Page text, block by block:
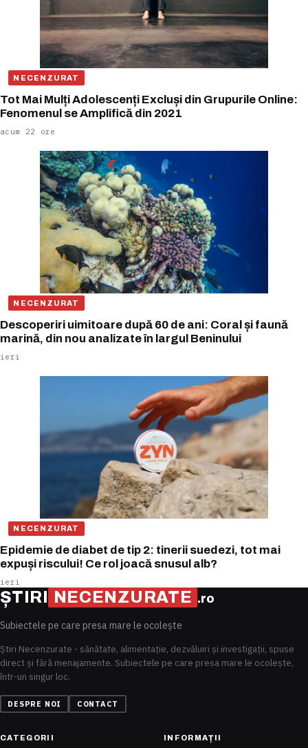
NECENZURAT
Tot Mai Mulți Adolescenți Excluși din Grupurile Online:
Fenomenul se Amplifică din 2021
acum 22 ore
NECENZURAT
Descoperiri uimitoare după 60 de ani: Coral și faună
marină, din nou analizate în largul Beninului
ieri
NECENZURAT
Epidemie de diabet de tip 2: tinerii suedezi, tot mai
expuși riscului! Ce rol joacă snusul alb?
ieri
ȘTIRI NECENZURATE .ro
Subiectele pe care presa mare le ocolește
Știri Necenzurate - sănătate, alimentație, dezvăluiri și investigații, spuse
direct și fără menajamente. Subiectele pe care presa mare le ocolește,
într-un singur loc.
DESPRE NOI CONTACT
CATEGORII INFORMAȚII